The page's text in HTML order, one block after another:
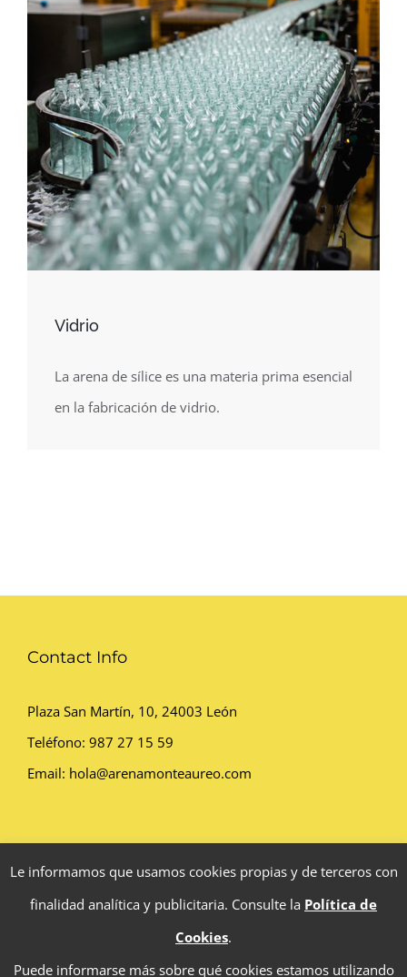
Vidrio
La arena de sílice es una materia prima esencial
en la fabricación de vidrio.
Contact Info
Plaza San Martín, 10, 24003 León
Teléfono: 987 27 15 59
Email: hola@arenamonteaureo.com
Le informamos que usamos cookies propias y de terceros con
finalidad analítica y publicitaria. Consulte la Política de
Cookies.
Puede informarse más sobre qué cookies estamos utilizando